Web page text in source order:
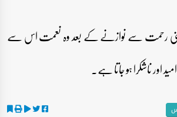
اپنی رحمت سے نوازنے کے بعد وہ نعمت اس سے
اور ناشکرا ہو جاتا ہے۔